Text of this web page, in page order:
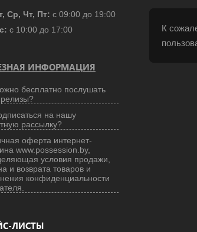
Ср, Чт, Пт: с 09:00 до 19:00
с 10:00 до 17:00
ИНФОРМАЦИЯ
бесплатно послушать
на нашу
рассылку?
оферта интернет-
www.possession.by,
условия продажи,
и возврата товаров и
конфиденциальности
ЛИСТЫ
К